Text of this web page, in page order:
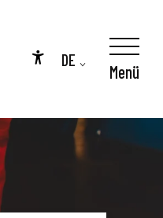
Accessibilité
DE
Menü